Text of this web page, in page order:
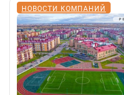
НОВОСТИ КОМПАНИЙ